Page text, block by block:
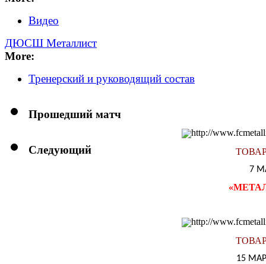
Видео
ДЮСШ Металлист
More:
Тренерский и руководящий состав
Прошедший матч
Следующий
7
«
15